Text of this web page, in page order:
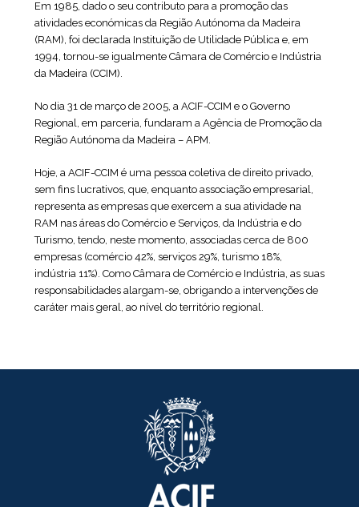
Em 1985, dado o seu contributo para a promoção das
atividades económicas da Região Autónoma da Madeira
(RAM), foi declarada Instituição de Utilidade Pública e, em
1994, tornou-se igualmente Câmara de Comércio e Indústria
da Madeira (CCIM).
No dia 31 de março de 2005, a ACIF-CCIM e o Governo
Regional, em parceria, fundaram a Agência de Promoção da
Região Autónoma da Madeira – APM.
Hoje, a ACIF-CCIM é uma pessoa coletiva de direito privado,
sem fins lucrativos, que, enquanto associação empresarial,
representa as empresas que exercem a sua atividade na
RAM nas áreas do Comércio e Serviços, da Indústria e do
Turismo, tendo, neste momento, associadas cerca de 800
empresas (comércio 42%, serviços 29%, turismo 18%,
indústria 11%). Como Câmara de Comércio e Indústria, as suas
responsabilidades alargam-se, obrigando a intervenções de
caráter mais geral, ao nível do território regional.